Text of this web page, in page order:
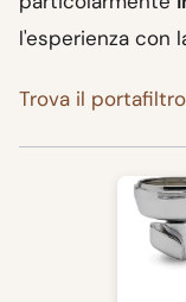
l'esperienza con
Trova il